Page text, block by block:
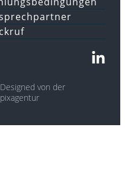
Designed von der
pixagentur